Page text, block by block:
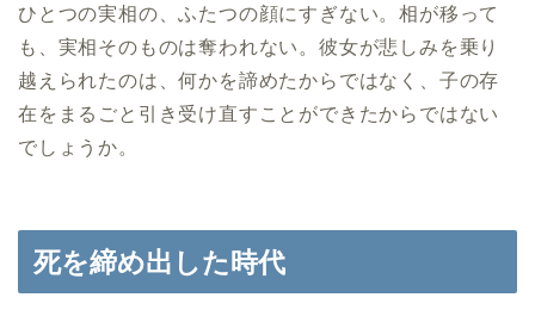
ひとつの実相の、ふたつの顔にすぎない。相が移って
も、実相そのものは奪われない。彼女が悲しみを乗り
越えられたのは、何かを諦めたからではなく、子の存
在をまるごと引き受け直すことができたからではない
でしょうか。
死を締め出した時代